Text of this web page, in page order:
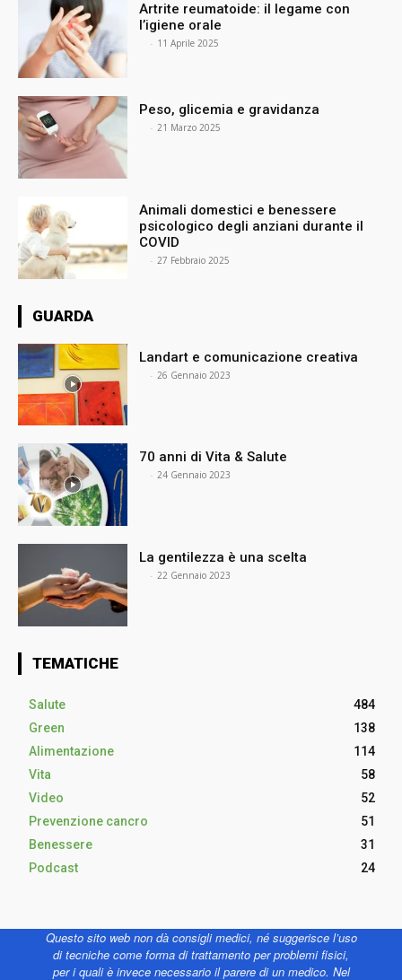
Artrite reumatoide: il legame con
l’igiene orale
- 11 Aprile 2025
Peso, glicemia e gravidanza
- 21 Marzo 2025
Animali domestici e benessere
psicologico degli anziani durante il
COVID
- 27 Febbraio 2025
GUARDA
Landart e comunicazione creativa
- 26 Gennaio 2023
70 anni di Vita & Salute
- 24 Gennaio 2023
La gentilezza è una scelta
- 22 Gennaio 2023
TEMATICHE
Salute
484
Green
138
Alimentazione
114
Vita
58
Video
52
Prevenzione cancro
51
Benessere
31
Podcast
24
Questo sito web non dà consigli medici, né suggerisce l’uso
di tecniche come forma di trattamento per problemi fisici,
per i quali è invece necessario il parere di un medico. Nel